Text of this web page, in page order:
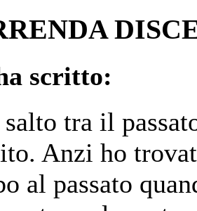
scritto:
tra il
Anzi ho
al passato